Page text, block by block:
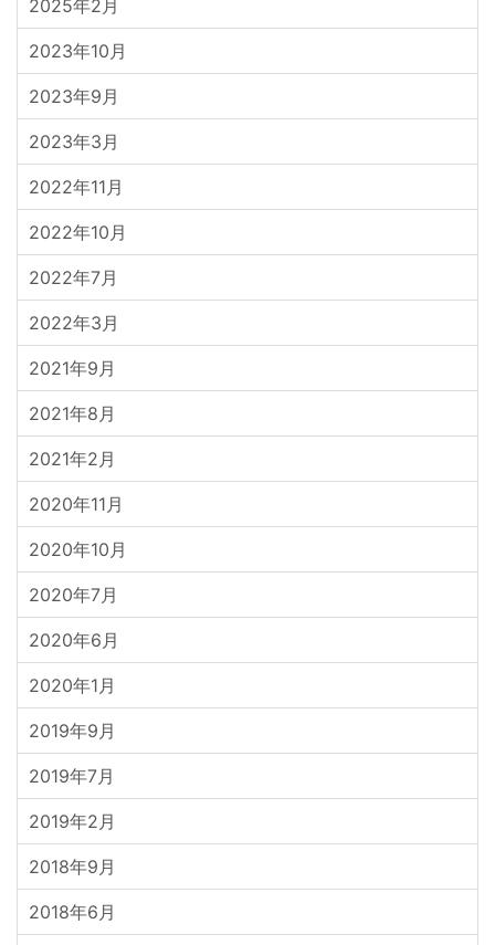
2025年2月
2023年10月
2023年9月
2023年3月
2022年11月
2022年10月
2022年7月
2022年3月
2021年9月
2021年8月
2021年2月
2020年11月
2020年10月
2020年7月
2020年6月
2020年1月
2019年9月
2019年7月
2019年2月
2018年9月
2018年6月